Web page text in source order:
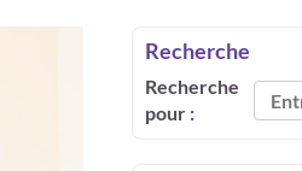
Recherche
Recherche
pour :